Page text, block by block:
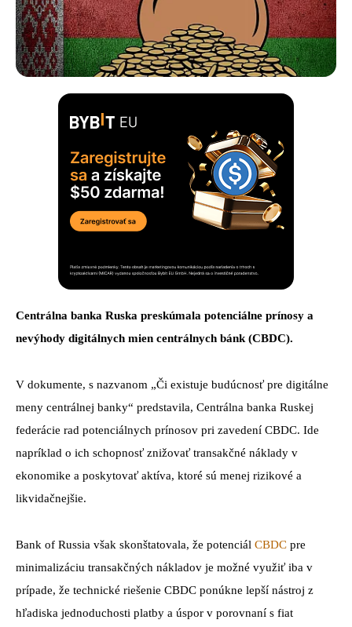
Centrálna banka Ruska preskúmala potenciálne prínosy a
nevýhody digitálnych mien centrálnych bánk (CBDC).
V dokumente, s nazvanom „Či existuje budúcnosť pre digitálne
meny centrálnej banky“ predstavila, Centrálna banka Ruskej
federácie rad potenciálnych prínosov pri zavedení CBDC. Ide
napríklad o ich schopnosť znižovať transakčné náklady v
ekonomike a poskytovať aktíva, ktoré sú menej rizikové a
likvidačnejšie.
Bank of Russia však skonštatovala, že potenciál CBDC pre
minimalizáciu transakčných nákladov je možné využiť iba v
prípade, že technické riešenie CBDC ponúkne lepší nástroj z
hľadiska jednoduchosti platby a úspor v porovnaní s fiat